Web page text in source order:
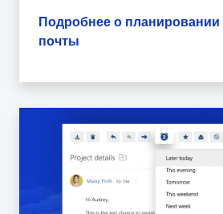
Подробнее о планировании
почты